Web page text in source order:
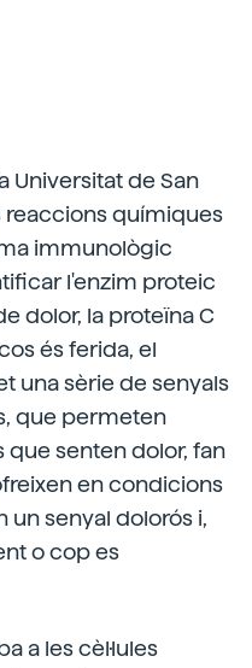
Universitat de San
reaccions químiques
immunològic
l'enzim proteic
dolor, la proteïna C
és ferida, el
una sèrie de senyals
que permeten
que senten dolor, fan
en condicions
un senyal dolorós i,
o cop es
a les cèl·lules